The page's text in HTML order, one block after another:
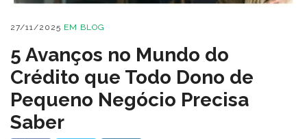
27/11/2025 EM BLOG
5 Avanços no Mundo do
Crédito que Todo Dono de
Pequeno Negócio Precisa
Saber